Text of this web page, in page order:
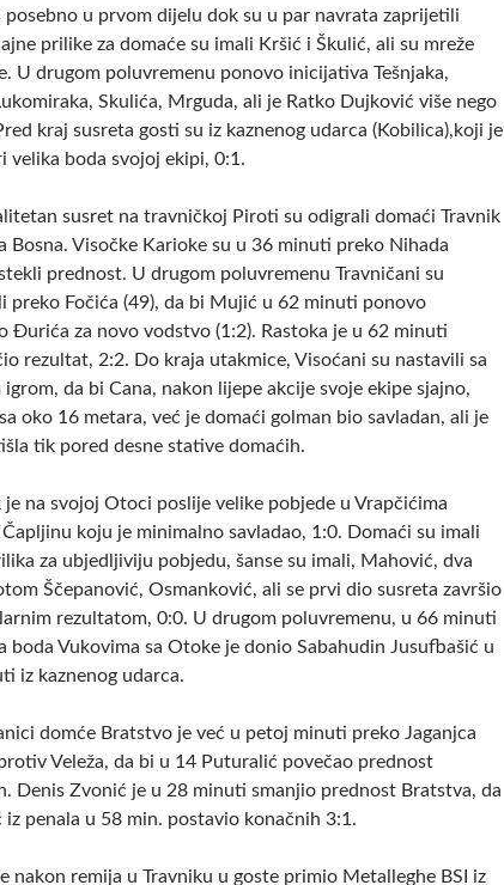
posebno u prvom dijelu dok su u par navrata zaprijetili
prilike za domaće su imali Kršić i Škulić, ali su mreže
U drugom poluvremenu ponovo inicijativa Tešnjaka,
Skulića, Mrguda, ali je Ratko Dujković više nego
kraj susreta gosti su iz kaznenog udarca (Kobilica),koji je
velika boda svojoj ekipi, 0:1.
susret na travničkoj Piroti su odigrali domaći Travnik
Bosna. Visočke Karioke su u 36 minuti preko Nihada
prednost. U drugom poluvremenu Travničani su
preko Fočića (49), da bi Mujić u 62 minuti ponovo
Đurića za novo vodstvo (1:2). Rastoka je u 62 minuti
rezultat, 2:2. Do kraja utakmice, Visoćani su nastavili sa
da bi Cana, nakon lijepe akcije svoje ekipe sjajno,
oko 16 metara, već je domaći golman bio savladan, ali je
tik pored desne stative domaćih.
na svojoj Otoci poslije velike pobjede u Vrapčićima
koju je minimalno savladao, 1:0. Domaći su imali
za ubjedljiviju pobjedu, šanse su imali, Mahović, dva
Ščepanović, Osmanković, ali se prvi dio susreta završio
rezultatom, 0:0. U drugom poluvremenu, u 66 minuti
boda Vukovima sa Otoke je donio Sabahudin Jusufbašić u
iz kaznenog udarca.
domće Bratstvo je već u petoj minuti preko Jaganjca
Veleža, da bi u 14 Puturalić povečao prednost
Denis Zvonić je u 28 minuti smanjio prednost Bratstva, da
iz penala u 58 min. postavio konačnih 3:1.
nakon remija u Travniku u goste primio Metalleghe BSI iz